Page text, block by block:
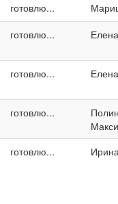
готовлю...
готовлю...
готовлю...
готовлю...
готовлю...